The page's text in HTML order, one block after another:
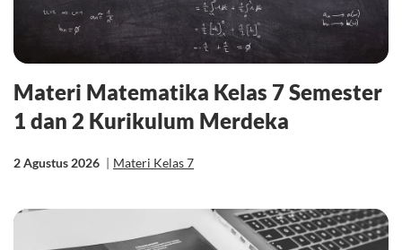
Materi Matematika Kelas 7 Semester
1 dan 2 Kurikulum Merdeka
2 Agustus 2026 | Materi Kelas 7